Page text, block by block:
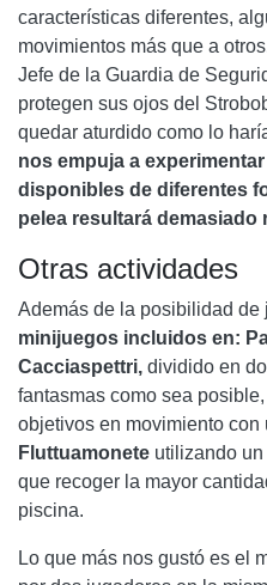
características diferentes,
movimientos más que a
Jefe de la Guardia de
protegen sus ojos del
quedar aturdido como lo
nos empuja a
disponibles de diferentes
pelea resultará demasiado
Otras actividades
Además de la posibilidad de
minijuegos incluidos en:
Cacciaspettri, dividido en
fantasmas como sea posible,
objetivos en movimiento con
Fluttuamonete utilizando
que recoger la mayor
piscina.
Lo que más nos gustó es el